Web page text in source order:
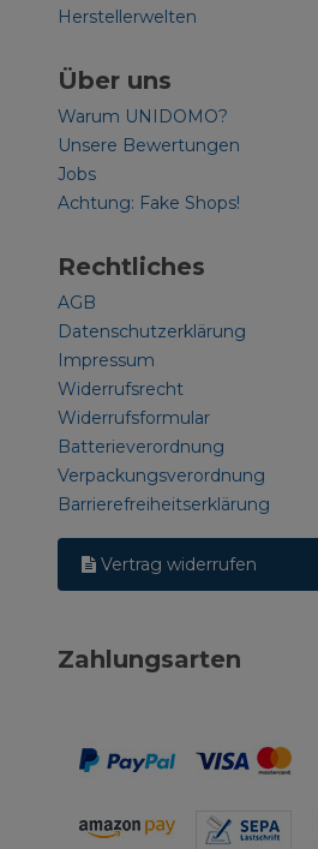
Herstellerwelten
Über uns
Warum UNIDOMO?
Unsere Bewertungen
Jobs
Achtung: Fake Shops!
Rechtliches
AGB
Datenschutzerklärung
Impressum
Widerrufsrecht
Widerrufsformular
Batterieverordnung
Verpackungsverordnung
Barrierefreiheitserklärung
Vertrag widerrufen
Zahlungsarten